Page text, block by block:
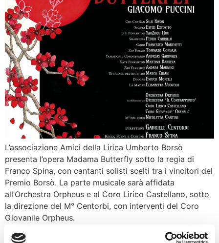
L’associazione Amici della Lirica Umberto Borsò
presenta l’opera Madama Butterfly sotto la regia di
Franco Spina, con cantanti solisti scelti tra i vincitori del
Premio Borsò. La parte musicale sarà affidata
all’Orchestra Orpheus e al Coro Lirico Castellano, sotto
la direzione del M° Centorbi, con interventi del Coro
Giovanile Orpheus.